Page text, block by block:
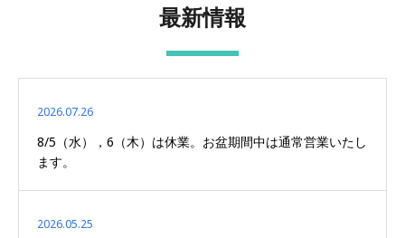
最新情報
2026.07.26
8/5（水），6（木）は休業。お盆期間中は通常営業いたし
ます。
2026.05.25